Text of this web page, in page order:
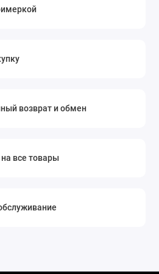
возврат и обмен
все товары